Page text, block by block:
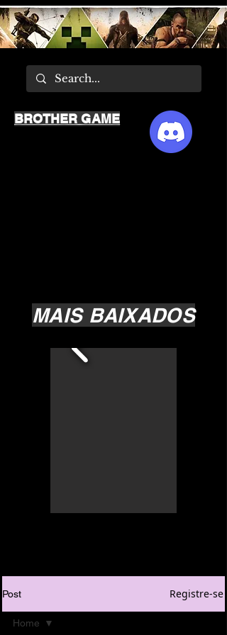
MAIS BAIXADOS
BROTHER GAME
Post Registre-se
Home